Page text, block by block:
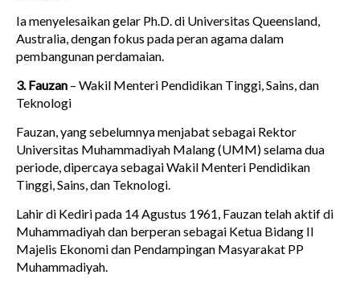
Ia menyelesaikan gelar Ph.D. di Universitas Queensland,
Australia, dengan fokus pada peran agama dalam
pembangunan perdamaian.
3. Fauzan – Wakil Menteri Pendidikan Tinggi, Sains, dan
Teknologi
Fauzan, yang sebelumnya menjabat sebagai Rektor
Universitas Muhammadiyah Malang (UMM) selama dua
periode, dipercaya sebagai Wakil Menteri Pendidikan
Tinggi, Sains, dan Teknologi.
Lahir di Kediri pada 14 Agustus 1961, Fauzan telah aktif di
Muhammadiyah dan berperan sebagai Ketua Bidang II
Majelis Ekonomi dan Pendampingan Masyarakat PP
Muhammadiyah.